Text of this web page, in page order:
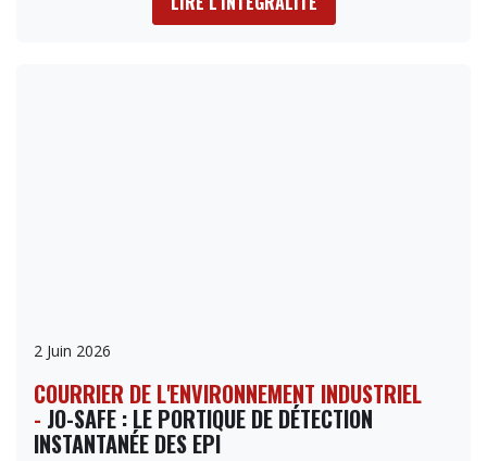
2 Juin 2026
COURRIER DE L'ENVIRONNEMENT INDUSTRIEL
- JO-SAFE : LE PORTIQUE DE DÉTECTION
INSTANTANÉE DES EPI